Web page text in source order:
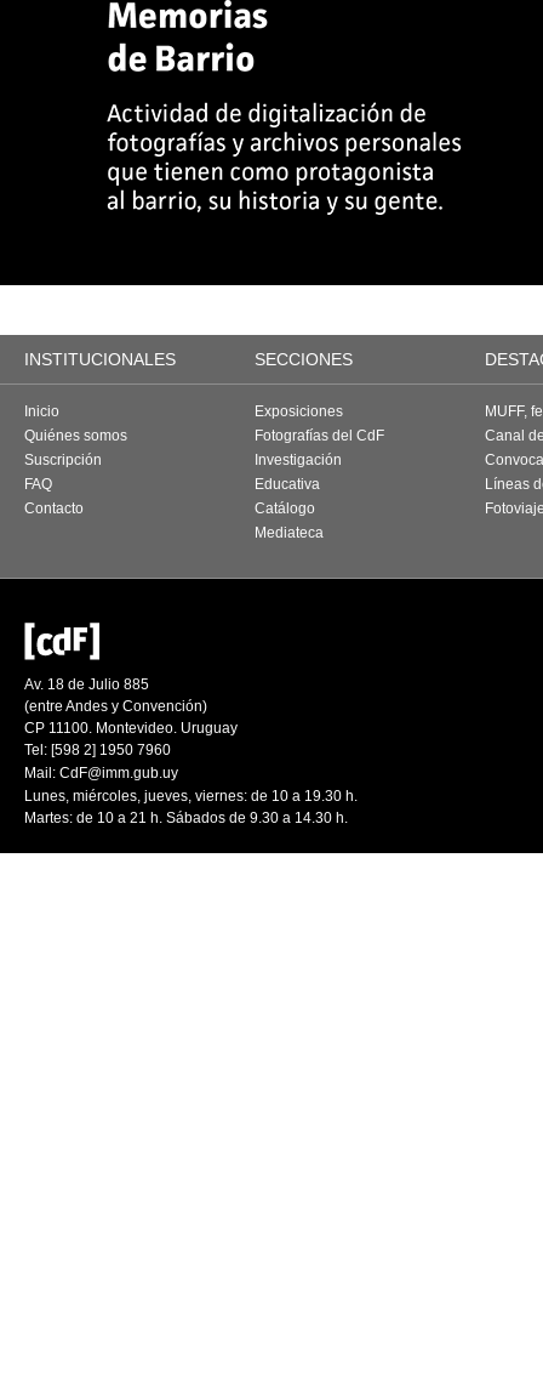
INSTITUCIONALES SECCIONES
Inicio
Quiénes somos
Suscripción
FAQ
Contacto
Exposiciones
Fotografías del CdF
Investigación
Educativa
Catálogo
Mediateca
MUFF,
Canal
Líneas
Av. 18 de Julio 885
(entre Andes y Convención)
CP 11100. Montevideo. Uruguay
Tel: [598 2] 1950 7960
Mail: CdF@imm.gub.uy
Lunes, miércoles, jueves, viernes: de 10 a 19.30 h.
Martes: de 10 a 21 h. Sábados de 9.30 a 14.30 h.